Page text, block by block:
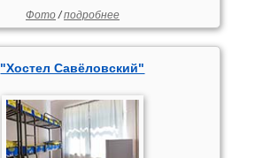
Фото/подробнее
"Хостел Савёловский"